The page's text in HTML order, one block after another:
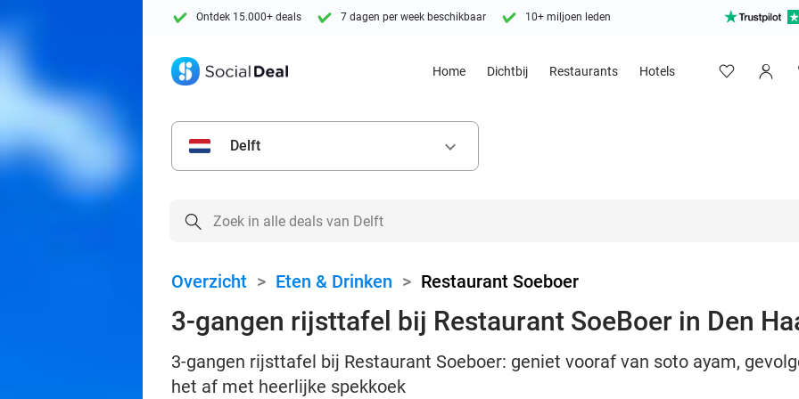
Ontdek 15.000+ deals 7 dagen per week beschikbaar 10+ miljoen leden
Home Dichtbij Restaurants Hotels
Delft keyboard_arrow_down
Overzicht > Eten & Drinken > Restaurant Soeboer
3-gangen rijsttafel bij Restaurant SoeBoer in Den
3-gangen rijsttafel bij Restaurant Soeboer: geniet vooraf van soto ayam,
het af met heerlijke spekkoek